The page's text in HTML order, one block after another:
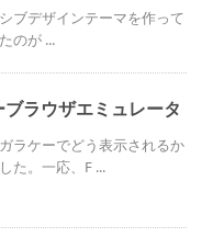
ブデザインテーマを作って
のが ...
ラウザエミュレータ
ラケーでどう表示されるか
た。一応、F ...